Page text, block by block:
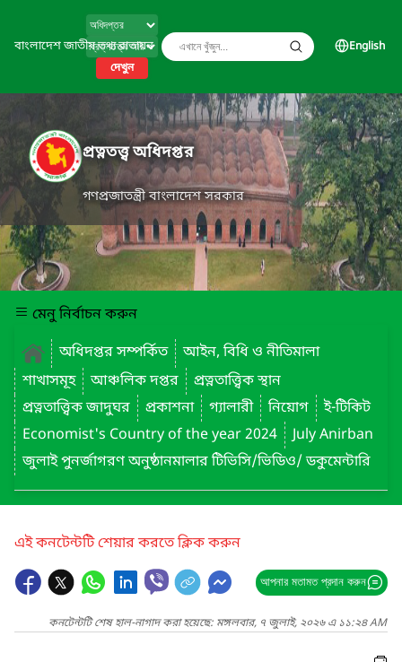
বাংলাদেশ জাতীয় তথ্য বাতায়ন
দেখুন
English
প্রত্নতত্ত্ব অধিদপ্তর
গণপ্রজাতন্ত্রী বাংলাদেশ সরকার
মেনু নির্বাচন করুন
অধিদপ্তর সম্পর্কিত
আইন, বিধি ও নীতিমালা
শাখাসমূহ
আঞ্চলিক দপ্তর
প্রত্নতাত্ত্বিক স্থান
প্রত্নতাত্ত্বিক জাদুঘর
প্রকাশনা গ্যালারী নিয়োগ
ই-টিকিট
Economist's Country of the year 2024
July Anirban
জুলাই পুনর্জাগরণ অনুষ্ঠানমালার টিভিসি/ভিডিও/ ডকুমেন্টারি
এই কনটেন্টটি শেয়ার করতে ক্লিক করুন
আপনার মতামত প্রদান করুন
কনটেন্টটি শেষ হাল-নাগাদ করা হয়েছে: মঙ্গলবার, ৭ জুলাই, ২০২৬ এ ১১:২৪ AM